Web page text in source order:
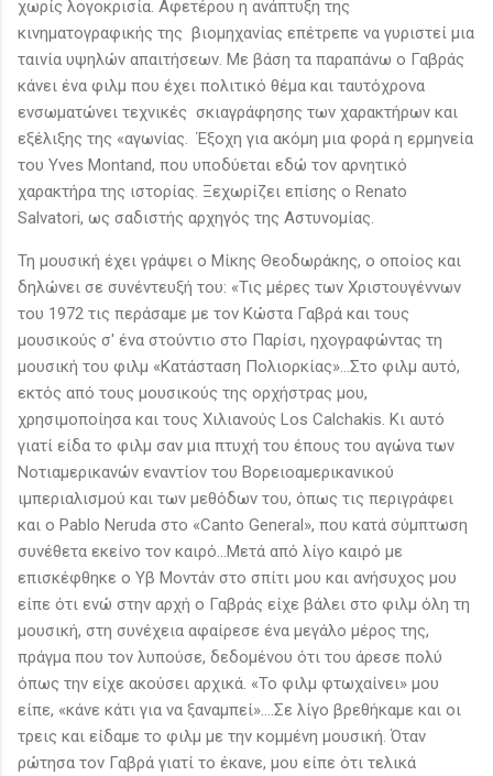
χωρίς λογοκρισία. Αφετέρου η ανάπτυξη της
κινηματογραφικής της βιομηχανίας επέτρεπε να γυριστεί μια
ταινία υψηλών απαιτήσεων. Με βάση τα παραπάνω ο Γαβράς
κάνει ένα φιλμ που έχει πολιτικό θέμα και ταυτόχρονα
ενσωματώνει τεχνικές σκιαγράφησης των χαρακτήρων και
εξέλιξης της «αγωνίας. Έξοχη για ακόμη μια φορά η ερμηνεία
του Yves Montand, που υποδύεται εδώ τον αρνητικό
χαρακτήρα της ιστορίας. Ξεχωρίζει επίσης ο Renato
Salvatori, ως σαδιστής αρχηγός της Αστυνομίας.
Τη μουσική έχει γράψει ο Μίκης Θεοδωράκης, ο οποίος και
δηλώνει σε συνέντευξή του: «Τις μέρες των Χριστουγέννων
του 1972 τις περάσαμε με τον Κώστα Γαβρά και τους
μουσικούς σ' ένα στούντιο στο Παρίσι, ηχογραφώντας τη
μουσική του φιλμ «Κατάσταση Πολιορκίας»…Στο φιλμ αυτό,
εκτός από τους μουσικούς της ορχήστρας μου,
χρησιμοποίησα και τους Χιλιανούς Los Calchakis. Κι αυτό
γιατί είδα το φιλμ σαν μια πτυχή του έπους του αγώνα των
Νοτιαμερικανών εναντίον του Βορειοαμερικανικού
ιμπεριαλισμού και των μεθόδων του, όπως τις περιγράφει
και ο Pablo Neruda στο «Canto General», που κατά σύμπτωση
συνέθετα εκείνο τον καιρό...Μετά από λίγο καιρό με
επισκέφθηκε ο Υβ Μοντάν στο σπίτι μου και ανήσυχος μου
είπε ότι ενώ στην αρχή ο Γαβράς είχε βάλει στο φιλμ όλη τη
μουσική, στη συνέχεια αφαίρεσε ένα μεγάλο μέρος της,
πράγμα που τον λυπούσε, δεδομένου ότι του άρεσε πολύ
όπως την είχε ακούσει αρχικά. «Το φιλμ φτωχαίνει» μου
είπε, «κάνε κάτι για να ξαναμπεί»….Σε λίγο βρεθήκαμε και οι
τρεις και είδαμε το φιλμ με την κομμένη μουσική. Όταν
ρώτησα τον Γαβρά γιατί το έκανε, μου είπε ότι τελικά